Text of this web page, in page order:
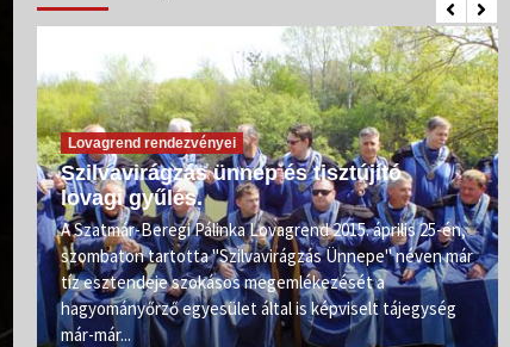
Lovagrend rendezvényei
Szilvavirágzás ünnep és tisztújító
lovagi gyűlés.
A Szatmár-Beregi Pálinka Lovagrend 2015. április 25-én,
szombaton tartotta "Szilvavirágzás Ünnepe" néven már
tíz esztendeje szokásos megemlékezését a
hagyományőrző egyesület által is képviselt tájegység
már-már...